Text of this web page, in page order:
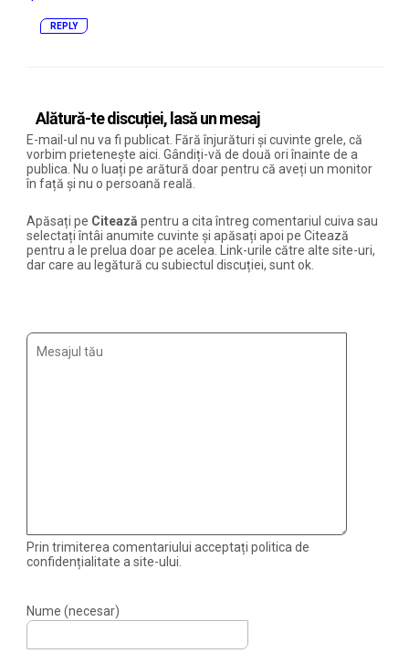
REPLY
Alătură-te discuției, lasă un mesaj
E-mail-ul nu va fi publicat. Fără înjurături și cuvinte grele, că
vorbim prietenește aici. Gândiți-vă de două ori înainte de a
publica. Nu o luați pe arătură doar pentru că aveți un monitor
în față și nu o persoană reală.
Apăsați pe Citează pentru a cita întreg comentariul cuiva sau
selectați întâi anumite cuvinte și apăsați apoi pe Citează
pentru a le prelua doar pe acelea. Link-urile către alte site-uri,
dar care au legătură cu subiectul discuției, sunt ok.
Prin trimiterea comentariului acceptați politica de
confidențialitate a site-ului.
Nume (necesar)